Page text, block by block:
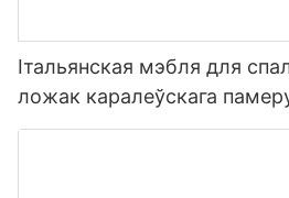
Італьянская мэбля для
ложак каралеўскага
віл